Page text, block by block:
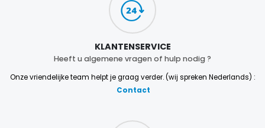
KLANTENSERVICE
Heeft u algemene vragen of hulp nodig ?
Onze vriendelijke team helpt je graag verder. (wij spreken Nederlands) :
Contact